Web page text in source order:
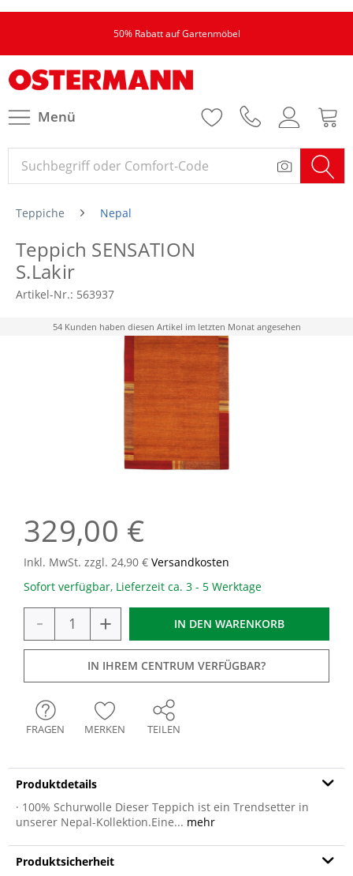
50% Rabatt auf Gartenmöbel
Menü
Teppiche Nepal
Teppich SENSATION
S.Lakir
Artikel-Nr.: 563937
54 Kunden haben diesen Artikel im letzten Monat angesehen
329,00 €
Inkl. MwSt. zzgl. 24,90 € Versandkosten
Sofort verfügbar, Lieferzeit ca. 3 - 5 Werktage
- + IN DEN WARENKORB
IN IHREM CENTRUM VERFÜGBAR?
FRAGEN MERKEN TEILEN
Produktdetails
· 100% Schurwolle Dieser Teppich ist ein Trendsetter in
unserer Nepal-Kollektion.Eine... mehr
Produktsicherheit